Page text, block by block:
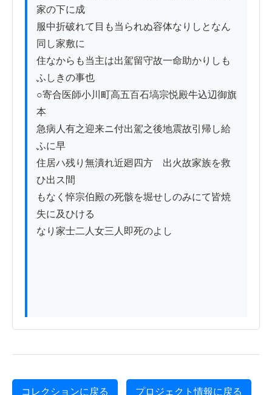
家の下に成
服中折破れて目も当られぬ容体なりしとなん
同し家敷に
住なからも当主は出駕留守故一命助かりしも
ふしきの事也
○寄合医師小川町高五百石塙宗悦殿牛込辺御旗
本ゟ
急病人有之迎来ニ付出駕之後地震故引帰し給
ふに早
住居ハ残り無潰れ近廻四方ゟ出火故家族を救
ひ出ス間
もなく悴宗伯殿の死骸を堀せしのみにて皆焼
失に及ひける
なり家士二人女三人即死のよし
コレクションに戻る プロジェクト情報に戻る